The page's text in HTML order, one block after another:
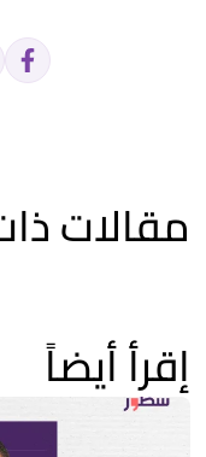
مقالات
إقرأ أيضاً